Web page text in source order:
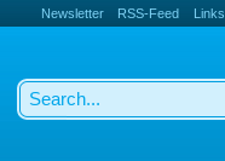
Newsletter RSS-Feed Links